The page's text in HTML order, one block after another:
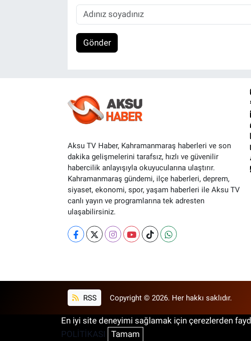
Gönder
Aksu TV Haber, Kahramanmaraş haberleri ve son
dakika gelişmelerini tarafsız, hızlı ve güvenilir
habercilik anlayışıyla okuyucularına ulaştırır.
Kahramanmaraş gündemi, ilçe haberleri, deprem,
siyaset, ekonomi, spor, yaşam haberleri ile Aksu TV
canlı yayın ve programlarına tek adresten
ulaşabilirsiniz.
RSS Copyright © 2026. Her hakkı saklıdır.
En iyi site deneyimi sağlamak için çerezlerden
POLİTİKASI
Tamam